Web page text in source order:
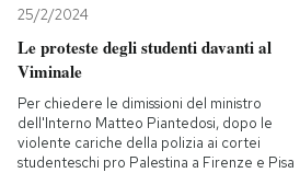
25/2/2024
Le proteste degli studenti davanti al
Viminale
Per chiedere le dimissioni del ministro
dell'Interno Matteo Piantedosi, dopo le
violente cariche della polizia ai cortei
studenteschi pro Palestina a Firenze e Pisa